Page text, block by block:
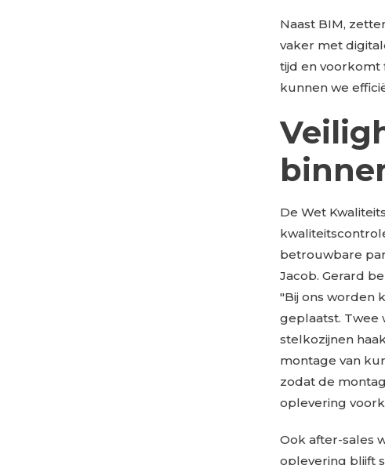
Naast BIM,
vaker met
tijd en voorkomt
kunnen we
De Wet
betrouwbare
Jacob. Gerard
"Bij ons worden
geplaatst. Twee
stelkozijnen
montage van
zodat de
oplevering
Ook after-sales
oplevering blijft